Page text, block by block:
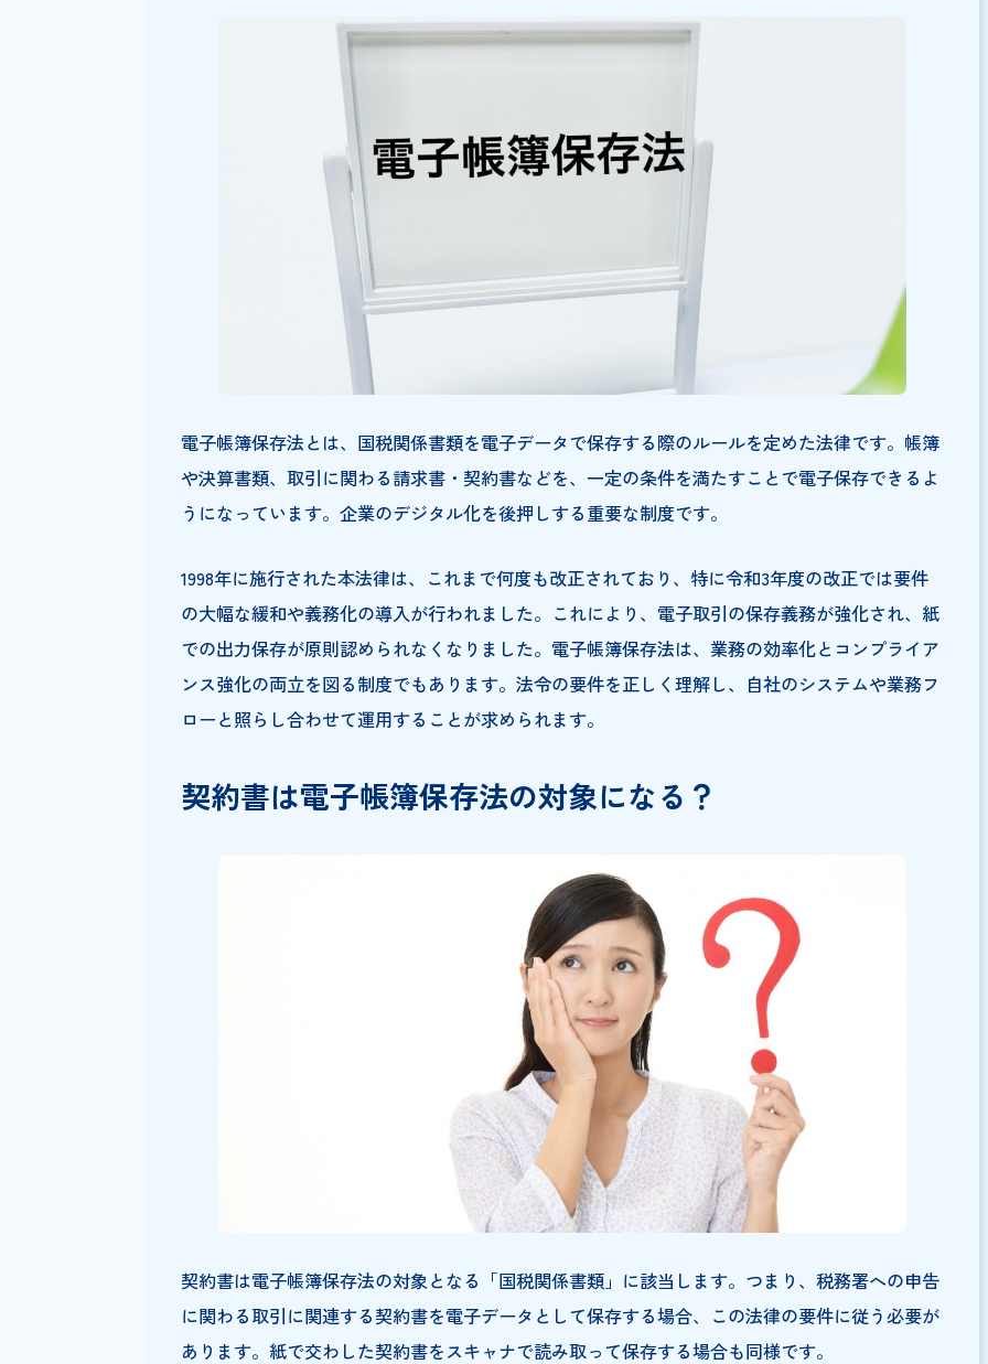
電子契約の導入ならShachihata Cloud
まとめ
電子帳簿保存法の概要
電子帳簿保存法とは、国税関係書類を電子データで保存する際のルールを定めた法律です
や決算書類、取引に関わる請求書・契約書などを、一定の条件を満たすことで電子保存で
1998年に施行された本法律は、これまで何度も改正されており、特に令和3年度の改正では
の大幅な緩和や義務化の導入が行われました。これにより、電子取引の保存義務が強化さ
での出力保存が原則認められなくなりました。電子帳簿保存法は、業務の効率化とコンプ
ンス強化の両立を図る制度でもあります。法令の要件を正しく理解し、自社のシステムや
ローと照らし合わせて運用することが求められます。
契約書は電子帳簿保存法の対象になる？